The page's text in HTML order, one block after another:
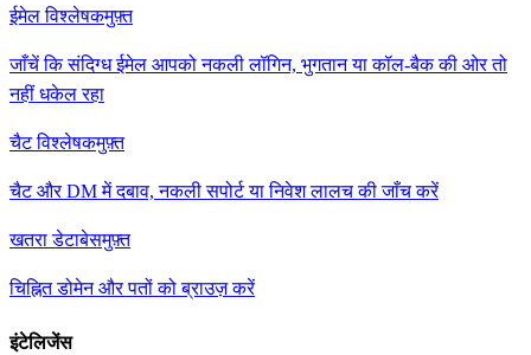
ईमेल विश्लेषकमुफ़्त
जाँचें कि संदिग्ध ईमेल आपको नकली लॉगिन, भुगतान या कॉल-बैक की ओर तो
नहीं धकेल रहा
चैट विश्लेषकमुफ़्त
चैट और DM में दबाव, नकली सपोर्ट या निवेश लालच की जाँच करें
खतरा डेटाबेसमुफ़्त
चिह्नित डोमेन और पतों को ब्राउज़ करें
इंटेलिजेंस